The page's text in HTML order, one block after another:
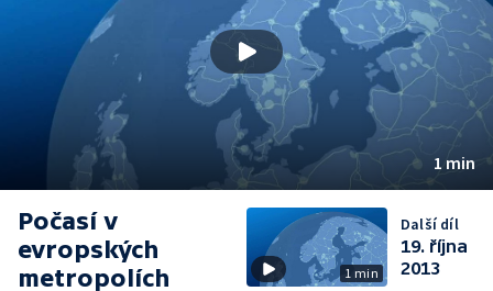
1 min
Počasí v
evropských
metropolích
1 min
Další díl
19. října
2013